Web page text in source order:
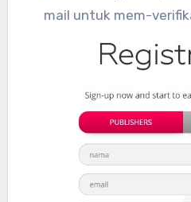
mail untuk mem-